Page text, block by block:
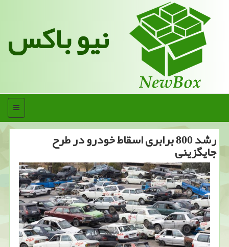
نیو باکس
منو
رشد 800 برابری اسقاط خودرو در طرح
جایگزینی